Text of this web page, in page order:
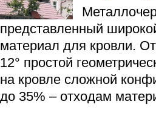
представленный
материал для кровли.
12° простой
на кровле сложной
до 35% – отходам